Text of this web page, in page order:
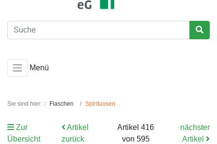
Menü
Sie sind hier: Flaschen Spirituosen
Zur
Übersicht
Artikel
zurück
Artikel 416
von 595
nächster
Artikel